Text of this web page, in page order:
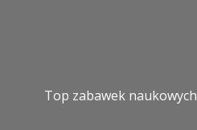
Top zabawek naukowych